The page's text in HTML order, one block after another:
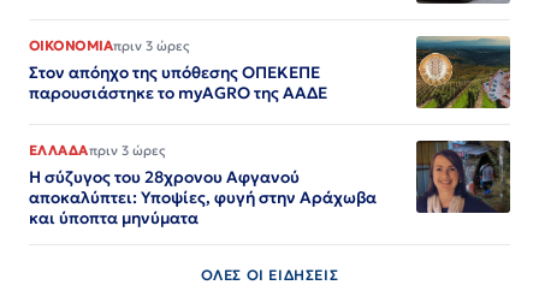
ΟΙΚΟΝΟΜΙΑπριν 3 ώρες
Στον απόηχο της υπόθεσης ΟΠΕΚΕΠΕ
παρουσιάστηκε το myAGRO της ΑΑΔΕ
ΕΛΛΑΔΑπριν 3 ώρες
Η σύζυγος του 28χρονου Αφγανού
αποκαλύπτει: Υποψίες, φυγή στην Αράχωβα
και ύποπτα μηνύματα
ΟΛΕΣ ΟΙ ΕΙΔΗΣΕΙΣ